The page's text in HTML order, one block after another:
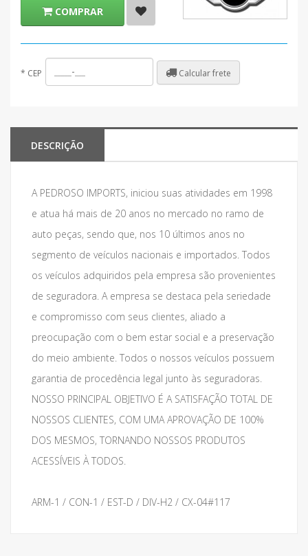
COMPRAR
* CEP Calcular frete
DESCRIÇÃO
A PEDROSO IMPORTS, iniciou suas atividades em 1998
e atua há mais de 20 anos no mercado no ramo de
auto peças, sendo que, nos 10 últimos anos no
segmento de veículos nacionais e importados. Todos
os veículos adquiridos pela empresa são provenientes
de seguradora. A empresa se destaca pela seriedade
e compromisso com seus clientes, aliado a
preocupação com o bem estar social e a preservação
do meio ambiente. Todos o nossos veículos possuem
garantia de procedência legal junto às seguradoras.
NOSSO PRINCIPAL OBJETIVO É A SATISFAÇÃO TOTAL DE
NOSSOS CLIENTES, COM UMA APROVAÇÃO DE 100%
DOS MESMOS, TORNANDO NOSSOS PRODUTOS
ACESSÍVEIS À TODOS.
ARM-1 / CON-1 / EST-D / DIV-H2 / CX-04#117